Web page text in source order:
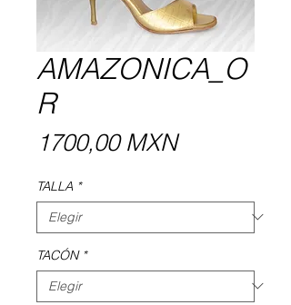
AMAZONICA_O
R
1700,00 MXNPrecio
TALLA *
TACÓN *